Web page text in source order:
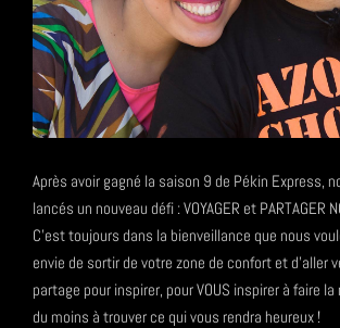
Après avoir gagné la saison 9 de Pékin Express,
lancés un nouveau défi : VOYAGER et PARTAGER
C'est toujours dans la bienveillance que nous
envie de sortir de votre zone de confort et d'aller
partage pour inspirer, pour VOUS inspirer à faire
du moins à trouver ce qui vous rendra heureux !